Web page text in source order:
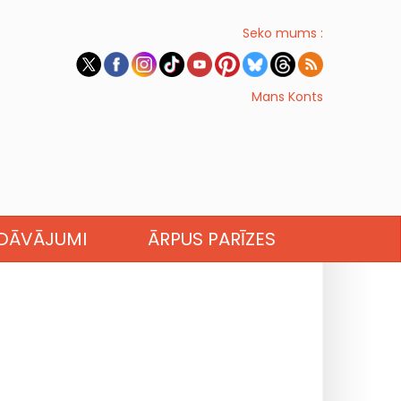
Seko mums :
Mans Konts
ĀRPUS PARĪZES